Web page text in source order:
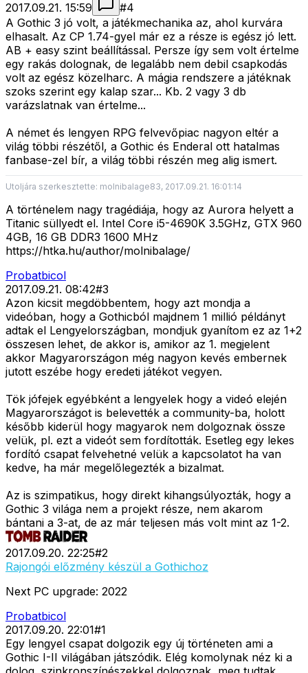
2017.09.21. 15:59 #4
A Gothic 3 jó volt, a játékmechanika az, ahol kurvára
elhasalt. Az CP 1.74-gyel már ez a része is egész jó lett.
AB + easy szint beállítással. Persze így sem volt értelme
egy rakás dolognak, de legalább nem debil csapkodás
volt az egész közelharc. A mágia rendszere a játéknak
szoks szerint egy kalap szar... Kb. 2 vagy 3 db
varázslatnak van értelme...
A német és lengyen RPG felvevőpiac nagyon eltér a
világ többi részétől, a Gothic és Enderal ott hatalmas
fanbase-zel bír, a világ többi részén meg alig ismert.
Utoljára szerkesztette: molnibalage83, 2017.09.21. 16:01:14
A történelem nagy tragédiája, hogy az Aurora helyett a
Titanic süllyedt el. Intel Core i5-4690K 3.5GHz, GTX 960
4GB, 16 GB DDR3 1600 MHz
https://htka.hu/author/molnibalage/
Probatbicol
2017.09.21. 08:42#3
Azon kicsit megdöbbentem, hogy azt mondja a
videóban, hogy a Gothicból majdnem 1 millió példányt
adtak el Lengyelországban, mondjuk gyanítom ez az 1+2
összesen lehet, de akkor is, amikor az 1. megjelent
akkor Magyarországon még nagyon kevés embernek
jutott eszébe hogy eredeti játékot vegyen.
Tök jófejek egyébként a lengyelek hogy a videó elején
Magyarországot is belevették a community-ba, holott
később kiderül hogy magyarok nem dolgoznak össze
velük, pl. ezt a videót sem fordították. Esetleg egy lekes
fordító csapat felvehetné velük a kapcsolatot ha van
kedve, ha már megelőlegezték a bizalmat.
Az is szimpatikus, hogy direkt kihangsúlyozták, hogy a
Gothic 3 világa nem a projekt része, nem akarom
bántani a 3-at, de az már teljesen más volt mint az 1-2.
2017.09.20. 22:25#2
Rajongói előzmény készül a Gothichoz
Next PC upgrade: 2022
Probatbicol
2017.09.20. 22:01#1
Egy lengyel csapat dolgozik egy új történeten ami a
Gothic I-II világában játszódik. Elég komolynak néz ki a